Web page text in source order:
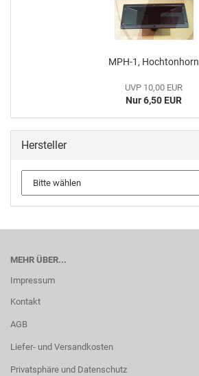
MPH-1, Hochtonhorn
UVP 10,00 EUR
Nur 6,50 EUR
Hersteller
MEHR ÜBER...
Impressum
Kontakt
AGB
Liefer- und Versandkosten
Privatsphäre und Datenschutz